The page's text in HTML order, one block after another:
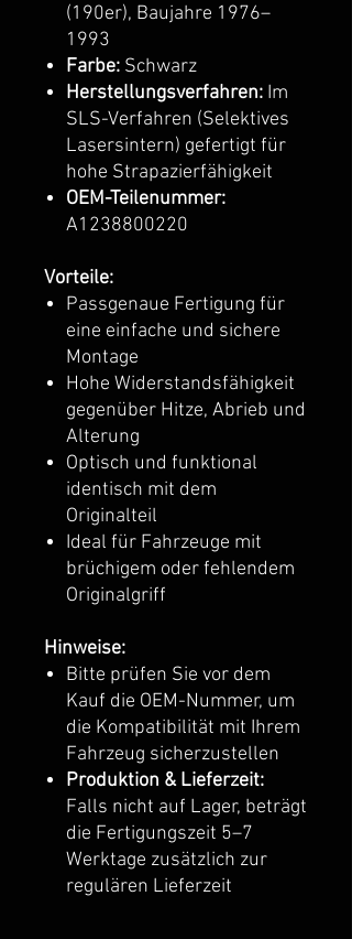
(190er), Baujahre 1976–
1993
Farbe: Schwarz
Herstellungsverfahren: Im
SLS-Verfahren (Selektives
Lasersintern) gefertigt für
hohe Strapazierfähigkeit
OEM-Teilenummer:
A1238800220
Vorteile:
Passgenaue Fertigung für
eine einfache und sichere
Montage
Hohe Widerstandsfähigkeit
gegenüber Hitze, Abrieb und
Alterung
Optisch und funktional
identisch mit dem
Originalteil
Ideal für Fahrzeuge mit
brüchigem oder fehlendem
Originalgriff
Hinweise:
Bitte prüfen Sie vor dem
Kauf die OEM-Nummer, um
die Kompatibilität mit Ihrem
Fahrzeug sicherzustellen
Produktion & Lieferzeit:
Falls nicht auf Lager, beträgt
die Fertigungszeit 5–7
Werktage zusätzlich zur
regulären Lieferzeit